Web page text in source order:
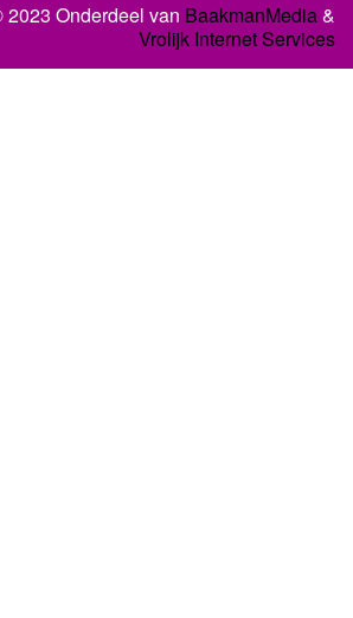
Onderdeel van BaakmanMedia&
Vrolijk Internet Services